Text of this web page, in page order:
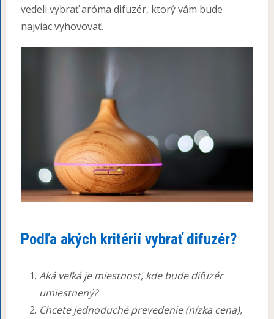
vedeli vybrať aróma difuzér, ktorý vám bude
najviac vyhovovať.
Podľa akých kritérií vybrať difuzér?
Aká veľká je miestnosť, kde bude difuzér
umiestnený?
Chcete jednoduché prevedenie (nízka cena),